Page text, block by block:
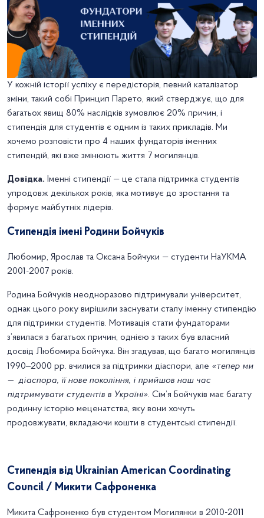
У кожній історії успіху є передісторія, певний каталізатор
зміни, такий собі Принцип Парето, який стверджує, що для
багатьох явищ 80% наслідків зумовлює 20% причин, і
стипендія для студентів є одним із таких прикладів. Ми
хочемо розповісти про 4 наших фундаторів іменних
стипендій, які вже змінюють життя 7 могилянців.
Довідка. Іменні стипендії — це стала підтримка студентів
упродовж декількох років, яка мотивує до зростання та
формує майбутніх лідерів.
Стипендія імені Родини Бойчуків
Любомир, Ярослав та Оксана Бойчуки — студенти НаУКМА
2001-2007 років.
Родина Бойчуків неодноразово підтримували університет,
однак цього року вирішили заснувати сталу іменну стипендію
для підтримки студентів. Мотивація стати фундаторами
з’явилася з багатьох причин, однією з таких був власний
досвід Любомира Бойчука. Він згадував, що багато могилянців
1990–2000 рр. вчилися за підтримки діаспори, але «тепер ми
— діаспора, її нове покоління, і прийшов наш час
підтримувати студентів в Україні». Сім’я Бойчуків має багату
родинну історію меценатства, яку вони хочуть
продовжувати, вкладаючи кошти в студентські стипендії.
Стипендія від Ukrainian American Coordinating
Council / Микити Сафроненка
Микита Сафроненко був студентом Могилянки в 2010-2011